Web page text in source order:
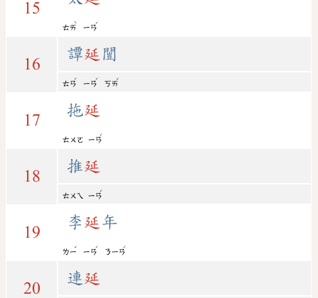
15
ㄊㄞ
ˋ
ㄧㄢ
ˊ
16
譚延 闓
ㄊㄢ
ˊ
ㄧㄢ
ˊ
ㄎㄞ
ˇ
17
拖延
ㄊㄨㄛ ㄧㄢ
ˊ
18
推延
ㄊㄨㄟ ㄧㄢ
ˊ
19
李延 年
ㄌㄧ
ˇ
ㄧㄢ
ˊ
ㄋㄧㄢ
ˊ
20
連延